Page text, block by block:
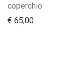
coperchio
€ 65,00